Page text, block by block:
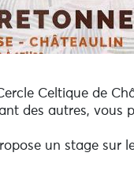
Celtique de
des autres, vous
un stage sur